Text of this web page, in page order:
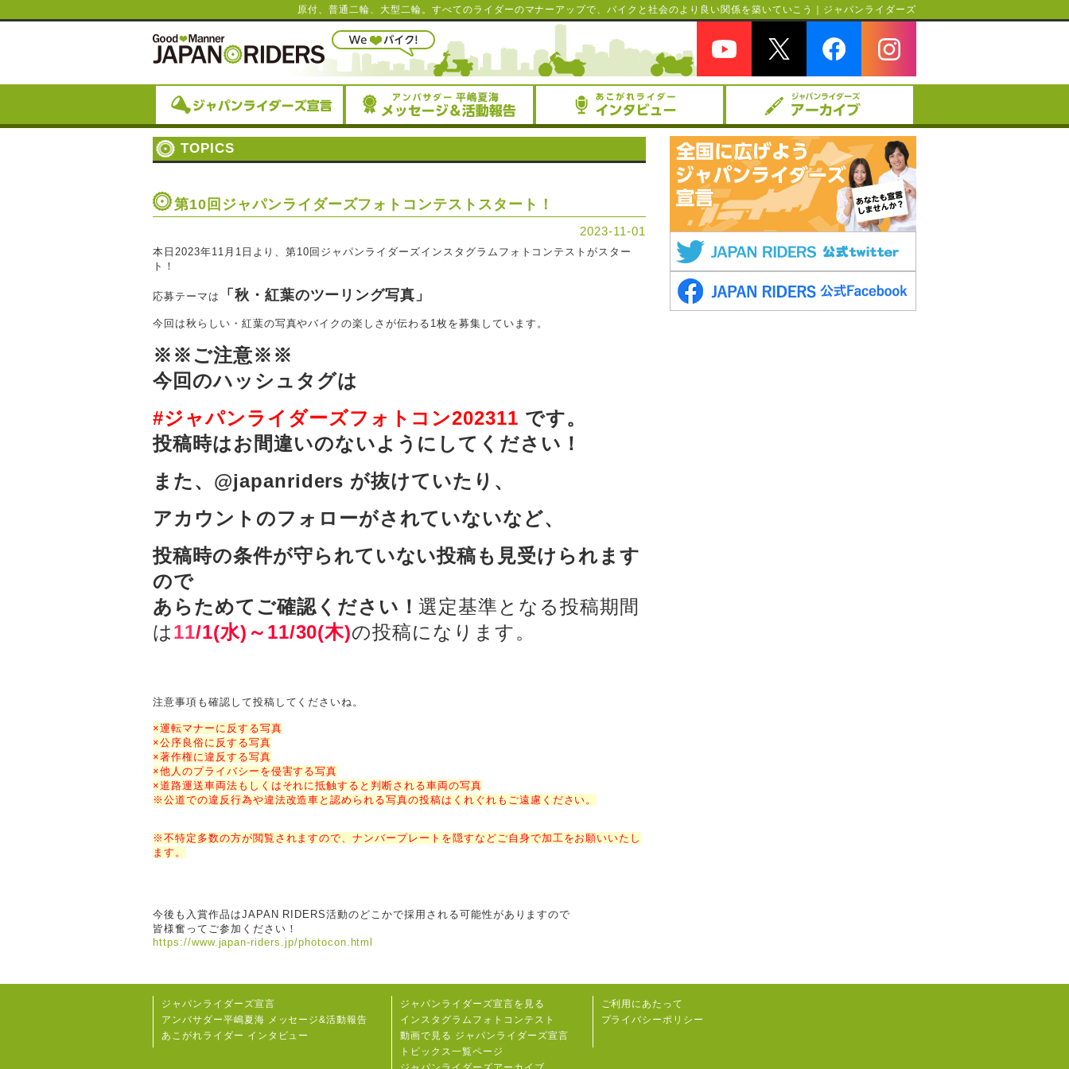
原付、普通二輪、大型二輪。すべてのライダーのマナーアップで、バイクと社会のより良い関係を築いていこう｜ジャパンライダーズ
TOPICS
第10回ジャパンライダーズフォトコンテストスタート！
2023-11-01
本日2023年11月1日より、第10回ジャパンライダーズインスタグラムフォトコンテストがスター
ト！
応募テーマは 「秋・紅葉のツーリング写真」
今回は秋らしい・紅葉の写真やバイクの楽しさが伝わる1枚を募集しています。
※※ご注意※※
今回のハッシュタグは
#ジャパンライダーズフォトコン202311 です。
投稿時はお間違いのないようにしてください！
また、@japanriders が抜けていたり、
アカウントのフォローがされていないなど、
投稿時の条件が守られていない投稿も見受けられます
ので
あらためてご確認ください！選定基準となる投稿期間
は11/1(水)～11/30(木)の投稿になります。
注意事項も確認して投稿してくださいね。
×運転マナーに反する写真
×公序良俗に反する写真
×著作権に違反する写真
×他人のプライバシーを侵害する写真
×道路運送車両法もしくはそれに抵触すると判断される車両の写真
※公道での違反行為や違法改造車と認められる写真の投稿はくれぐれもご遠慮ください。
※不特定多数の方が閲覧されますので、ナンバープレートを隠すなどご自身で加工をお願いいたし
ます。
今後も入賞作品はJAPAN RIDERS活動のどこかで採用される可能性がありますので
皆様奮ってご参加ください！
https://www.japan-riders.jp/photocon.html
ジャパンライダーズ宣言
アンバサダー平嶋夏海 メッセージ&活動報告
あこがれライダー インタビュー
ジャパンライダーズ宣⾔を⾒る
インスタグラムフォトコンテスト
動画で見る ジャパンライダーズ宣言
トピックス一覧ページ
ご利用にあたって
プライバシーポリシー